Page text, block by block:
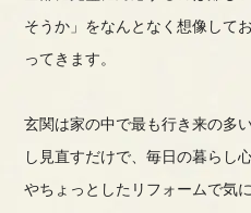
そうか」をなんとなく想像して
ってきます。
玄関は家の中で最も行き来の多
し見直すだけで、毎日の暮らし
やちょっとしたリフォームで気